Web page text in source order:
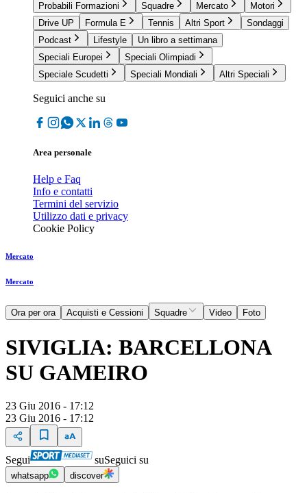
Probabili Formazioni
Squadre Mercato
Motori
Drive UP
Formula E Tennis Altri Sport
Sondaggi
Podcast
Lifestyle
Un libro a settimana
Speciali Europei
Speciali Olimpiadi
Speciale Scudetti
Speciali Mondiali Altri Speciali
Seguici anche su
Area personale
Help e Faq
Info e contatti
Termini del servizio
Utilizzo dati e privacy
Cookie Policy
Mercato
Mercato
Ora per ora Acquisti e Cessioni Squadre Video Foto
SIVIGLIA: BARCELLONA
SU GAMEIRO
23 Giu 2016 - 17:12
23 Giu 2016 - 17:12
Segui suSeguici su
whatsapp discover